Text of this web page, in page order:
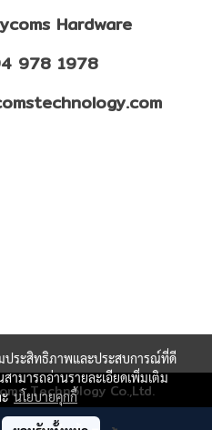
Hardware
978 1978
Technology Co.,Ltd.
4
มประสิทธิภาพและประสบการณ์ที่ดี
ามารถอ่านรายละเอียดเพิ่มเติม
ะนโยบายคุกกี้